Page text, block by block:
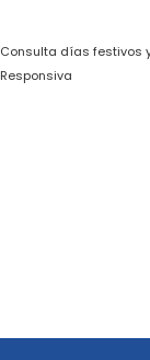
Consulta días festivos
Responsiva